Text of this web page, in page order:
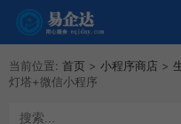
当前位置: 首页 > 小程序商店 >
灯塔+微信小程序